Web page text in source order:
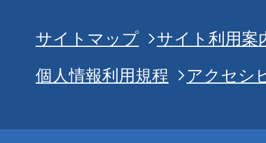
サイトマップ
サイト利用案
個人情報利用規程
アクセシ